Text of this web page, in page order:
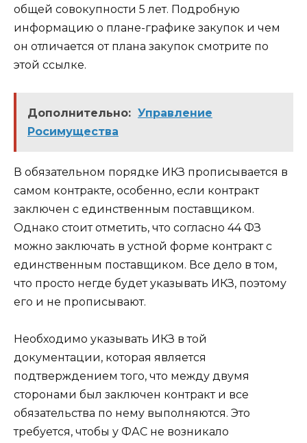
общей совокупности 5 лет. Подробную
информацию о плане-графике закупок и чем
он отличается от плана закупок смотрите по
этой ссылке.
Дополнительно: Управление
Росимущества
В обязательном порядке ИКЗ прописывается в
самом контракте, особенно, если контракт
заключен с единственным поставщиком.
Однако стоит отметить, что согласно 44 ФЗ
можно заключать в устной форме контракт с
единственным поставщиком. Все дело в том,
что просто негде будет указывать ИКЗ, поэтому
его и не прописывают.
Необходимо указывать ИКЗ в той
документации, которая является
подтверждением того, что между двумя
сторонами был заключен контракт и все
обязательства по нему выполняются. Это
требуется, чтобы у ФАС не возникало